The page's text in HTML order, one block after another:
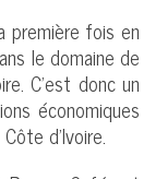
première fois en
le domaine de
C’est donc un
économiques
d’Ivoire.